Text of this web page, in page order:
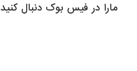
مارا در فیس بوک دنبال کنید